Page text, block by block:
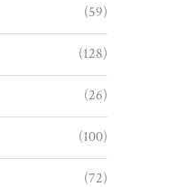
(59)
(128)
(26)
(100)
(72)